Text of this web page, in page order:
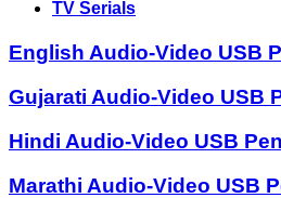
TV Serials
English Audio-Video USB
Gujarati Audio-Video USB
Hindi Audio-Video USB
Marathi Audio-Video USB